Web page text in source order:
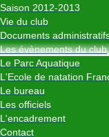
Saison 2012-2013
Vie du club
Documents
Les évènements du club
Le Parc Aquatique
L'Ecole de natation
Le bureau
Les officiels
L'encadrement
Contact